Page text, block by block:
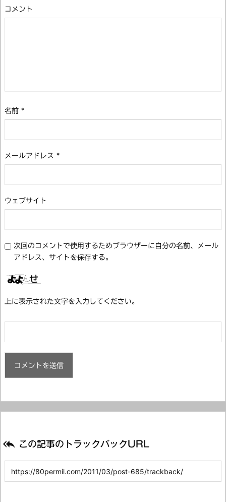
コメント
名前 *
メールアドレス *
ウェブサイト
次回のコメントで使用するためブラウザーに自分の名前、メール
アドレス、サイトを保存する。
上に表示された文字を入力してください。
 この記事のトラックバックURL